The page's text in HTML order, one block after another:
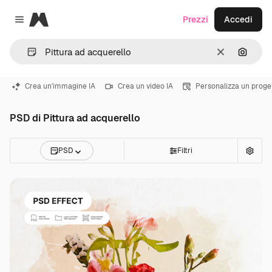
Close menu
Magnific
CancellaCerca
Prezzi Accedi
Crea un'immagine IA Crea un video IA Personalizza un
PSD di Pittura ad acquerello
PSD Filtri